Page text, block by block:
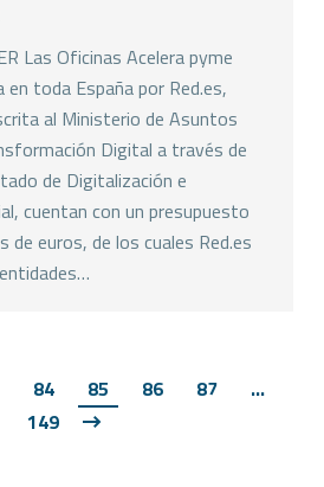
Las Oficinas Acelera pyme
toda España por Red.es,
al Ministerio de Asuntos
Digital a través de
de Digitalización e
cuentan con un presupuesto
de euros, de los cuales Red.es
84 85 86 87
…
149